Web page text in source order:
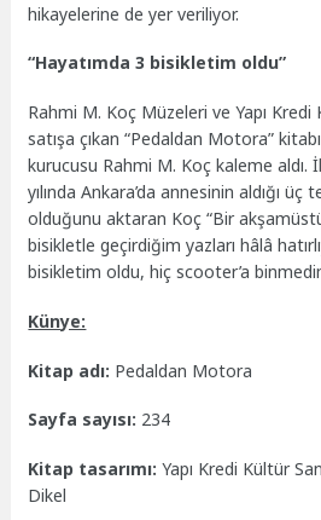
hikayelerine de yer veriliyor.
“Hayatımda 3 bisikletim oldu”
Rahmi M. Koç Müzeleri ve Yapı Kredi
satışa çıkan “Pedaldan Motora”
kurucusu Rahmi M. Koç kaleme aldı.
yılında Ankara’da annesinin aldığı
olduğunu aktaran Koç “Bir
bisikletle geçirdiğim yazları hâlâ
bisikletim oldu, hiç scooter’a
Künye:
Kitap adı: Pedaldan Motora
Sayfa sayısı: 234
Kitap tasarımı: Yapı Kredi Kültür
Dikel